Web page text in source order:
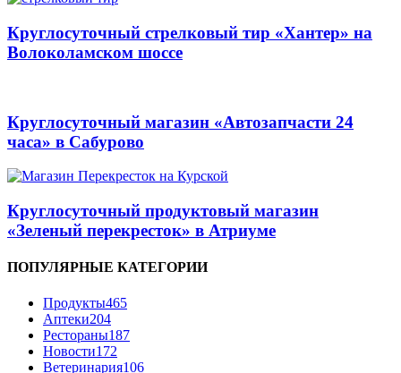
Круглосуточный стрелковый тир «Хантер» на
Волоколамском шоссе
Круглосуточный магазин «Автозапчасти 24
часа» в Сабурово
Круглосуточный продуктовый магазин
«Зеленый перекресток» в Атриуме
ПОПУЛЯРНЫЕ КАТЕГОРИИ
Продукты465
Аптеки204
Рестораны187
Новости172
Ветеринария106